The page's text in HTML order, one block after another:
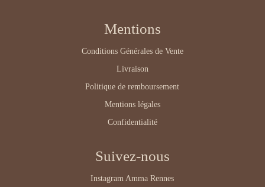
Mentions
Conditions Générales de Vente
Livraison
Politique de remboursement
Mentions légales
Confidentialité
Suivez-nous
Instagram Amma Rennes